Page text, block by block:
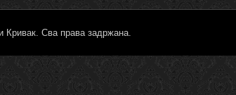
Сва права задржана.